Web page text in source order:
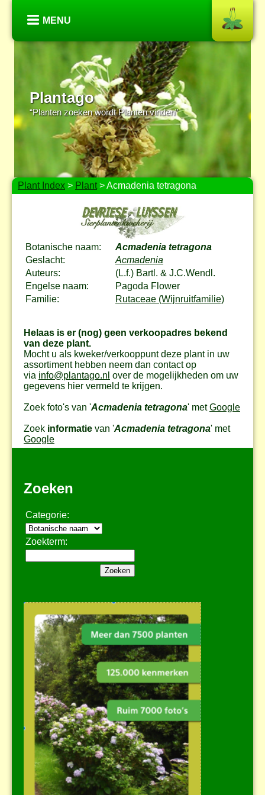
MENU
Plantago
“Planten zoeken wordt Planten vinden”
Plant Index > Plant> Acmadenia tetragona
Botanische naam:
Acmadenia tetragona
Geslacht:
Acmadenia
Auteurs:
(L.f.) Bartl. & J.C.Wendl.
Engelse naam:
Pagoda Flower
Familie:
Rutaceae (Wijnruitfamilie)
Helaas is er (nog) geen verkoopadres bekend
van deze plant.
Mocht u als kweker/verkooppunt deze plant in uw
assortiment hebben neem dan contact op
via info@plantago.nl over de mogelijkheden om uw
gegevens hier vermeld te krijgen.
Zoek foto's van 'Acmadenia tetragona' metGoogle
Zoek informatie van 'Acmadenia tetragona' met
Google
Zoeken
Categorie:
Zoekterm: